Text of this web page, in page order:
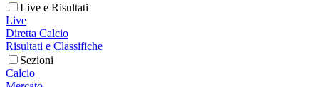
Live e Risultati
Live
Diretta Calcio
Risultati e Classifiche
Sezioni
Calcio